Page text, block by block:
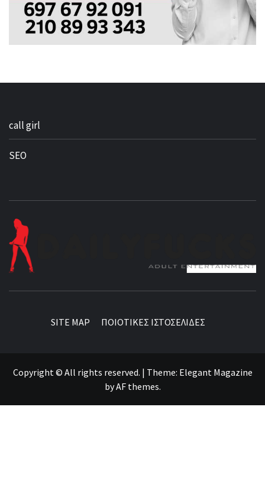
call girl
SEO
SITE MAP ΠΟΙΟΤΙΚΕΣ ΙΣΤΟΣΕΛΙΔΕΣ
Copyright © All rights reserved. | Theme: Elegant Magazine
byAF themes.